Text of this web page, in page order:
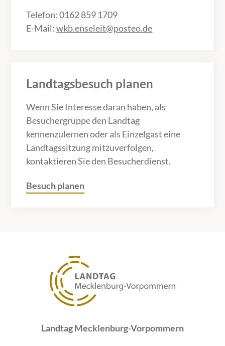
Telefon: 0162 859 1709
E-Mail:wkb.enseleit@posteo.de
Landtagsbesuch planen
Wenn Sie Interesse daran haben, als
Besuchergruppe den Landtag
kennenzulernen oder als Einzelgast eine
Landtagssitzung mitzuverfolgen,
kontaktieren Sie den Besucherdienst.
Besuch planen
Landtag Mecklenburg-Vorpommern